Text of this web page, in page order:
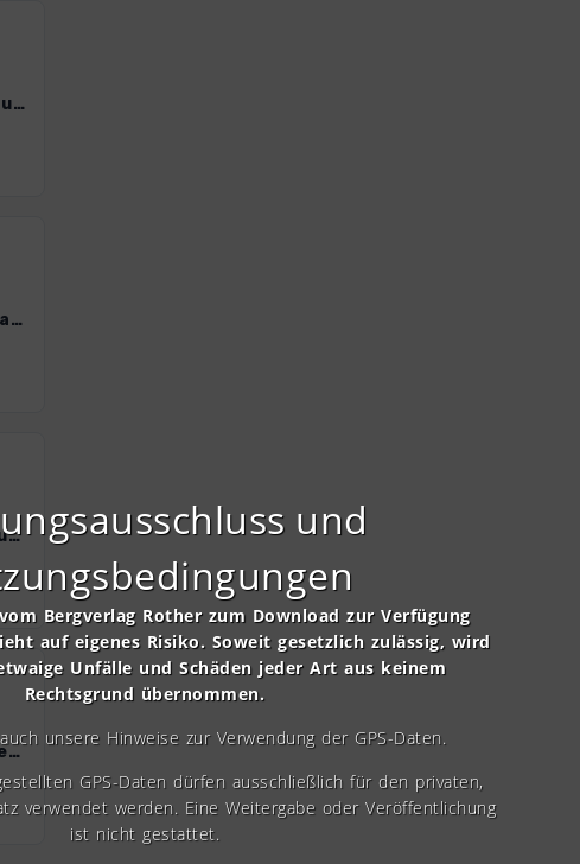
GHOst_10_Stoehrhaus.gpx
GHOst_12_Statzerhaus.gpx
GHOst_14_FranzlsHuette.gpx
GHOst_16_Riederhuette.gpx
und
Bergverlag Rother zum Download zur Verfügung
auf eigenes Risiko. Soweit gesetzlich zulässig, wird
Unfälle und Schäden jeder Art aus keinem
Rechtsgrund übernommen.
unsere Hinweise zur Verwendung der GPS-Daten.
GPS-Daten dürfen ausschließlich für den privaten,
verwendet werden. Eine Weitergabe oder Veröffentlichung
ist nicht gestattet.